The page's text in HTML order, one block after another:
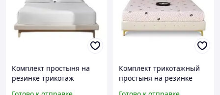
Комплект простыня на
резинке трикотаж
Комплект трикотажный
простыня на резинке